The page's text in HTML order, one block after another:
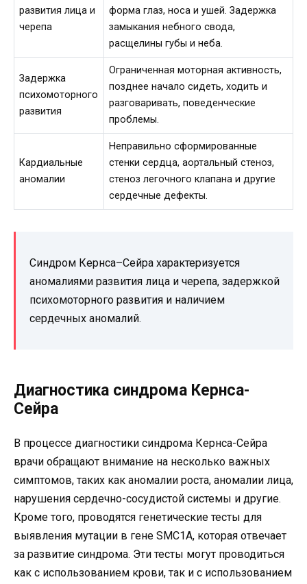
развития лица и
черепа
форма глаз, носа и ушей. Задержка
замыкания небного свода,
расщелины губы и неба.
Задержка
психомоторного
развития
Ограниченная моторная активность,
позднее начало сидеть, ходить и
разговаривать, поведенческие
проблемы.
Кардиальные
аномалии
Неправильно сформированные
стенки сердца, аортальный стеноз,
стеноз легочного клапана и другие
сердечные дефекты.
Синдром Кернса–Сейра характеризуется
аномалиями развития лица и черепа, задержкой
психомоторного развития и наличием
сердечных аномалий.
Диагностика синдрома Кернса-
Сейра
В процессе диагностики синдрома Кернса-Сейра
врачи обращают внимание на несколько важных
симптомов, таких как аномалии роста, аномалии лица,
нарушения сердечно-сосудистой системы и другие.
Кроме того, проводятся генетические тесты для
выявления мутации в гене SMC1A, которая отвечает
за развитие синдрома. Эти тесты могут проводиться
как с использованием крови, так и с использованием